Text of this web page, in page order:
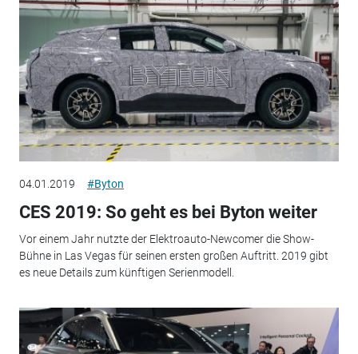
04.01.2019 #Byton
CES 2019: So geht es bei Byton weiter
Vor einem Jahr nutzte der Elektroauto-Newcomer die Show-
Bühne in Las Vegas für seinen ersten großen Auftritt. 2019 gibt
es neue Details zum künftigen Serienmodell.